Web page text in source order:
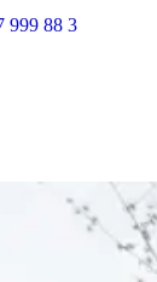
999 88 3